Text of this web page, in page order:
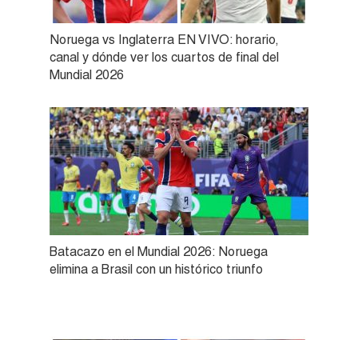
Noruega vs Inglaterra EN VIVO: horario,
canal y dónde ver los cuartos de final del
Mundial 2026
Batacazo en el Mundial 2026: Noruega
elimina a Brasil con un histórico triunfo